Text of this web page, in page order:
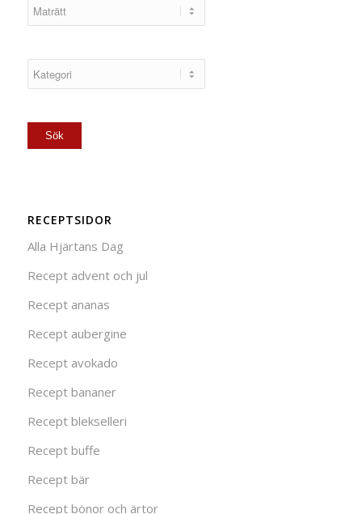
RECEPTSIDOR
Alla Hjärtans Dag
Recept advent och jul
Recept ananas
Recept aubergine
Recept avokado
Recept bananer
Recept blekselleri
Recept buffe
Recept bär
Recept bönor och ärtor